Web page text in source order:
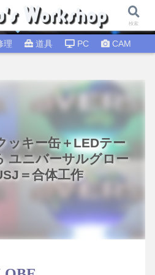
作 🛠 DIY修理│温故知新
理 道具 PC CAM
ッキー缶＋LEDテー
ユニバーサルグロー
＝合体工作
検索